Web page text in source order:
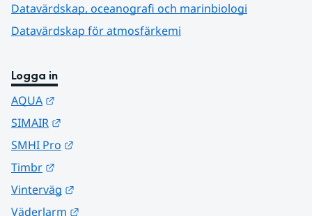
Datavärdskap, oceanografi och marinbiologi
Datavärdskap för atmosfärkemi
Logga in
AQUA
SIMAIR
SMHI Pro
Timbr
Vinterväg
Väderlarm